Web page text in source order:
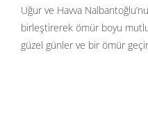
Uğur ve Havva
birleştirerek ömür boyu
güzel günler ve bir ömür